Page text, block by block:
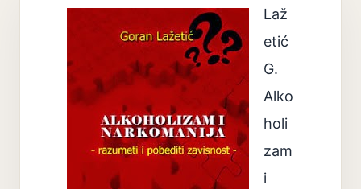
Laž
etić
G.
Alko
holi
zam
i